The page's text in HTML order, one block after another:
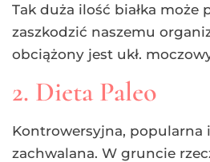
Tak duża ilość białka może
zaszkodzić naszemu
obciążony jest ukł.
2. Dieta Paleo
Kontrowersyjna, popularna
zachwalana. W gruncie